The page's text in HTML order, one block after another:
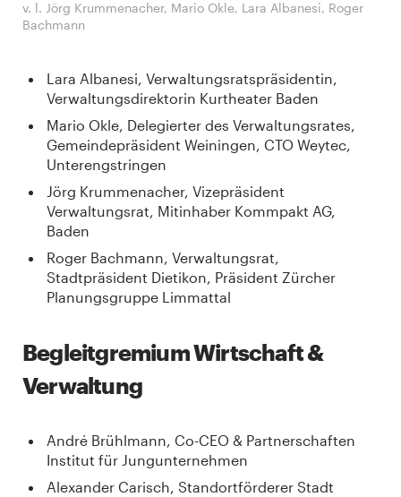
v. l. Jörg Krummenacher, Mario Okle, Lara Albanesi, Roger
Bachmann
Lara Albanesi, Verwaltungsratspräsidentin,
Verwaltungsdirektorin Kurtheater Baden
Mario Okle, Delegierter des Verwaltungsrates,
Gemeindepräsident Weiningen, CTO Weytec,
Unterengstringen
Jörg Krummenacher, Vizepräsident
Verwaltungsrat, Mitinhaber Kommpakt AG,
Baden
Roger Bachmann, Verwaltungsrat,
Stadtpräsident Dietikon, Präsident Zürcher
Planungsgruppe Limmattal
Begleitgremium Wirtschaft &
Verwaltung
André Brühlmann, Co-CEO & Partnerschaften
Institut für Jungunternehmen
Alexander Carisch, Standortförderer Stadt